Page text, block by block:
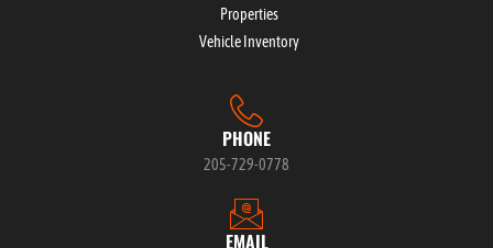
Properties
Vehicle Inventory
PHONE
205-729-0778
EMAIL